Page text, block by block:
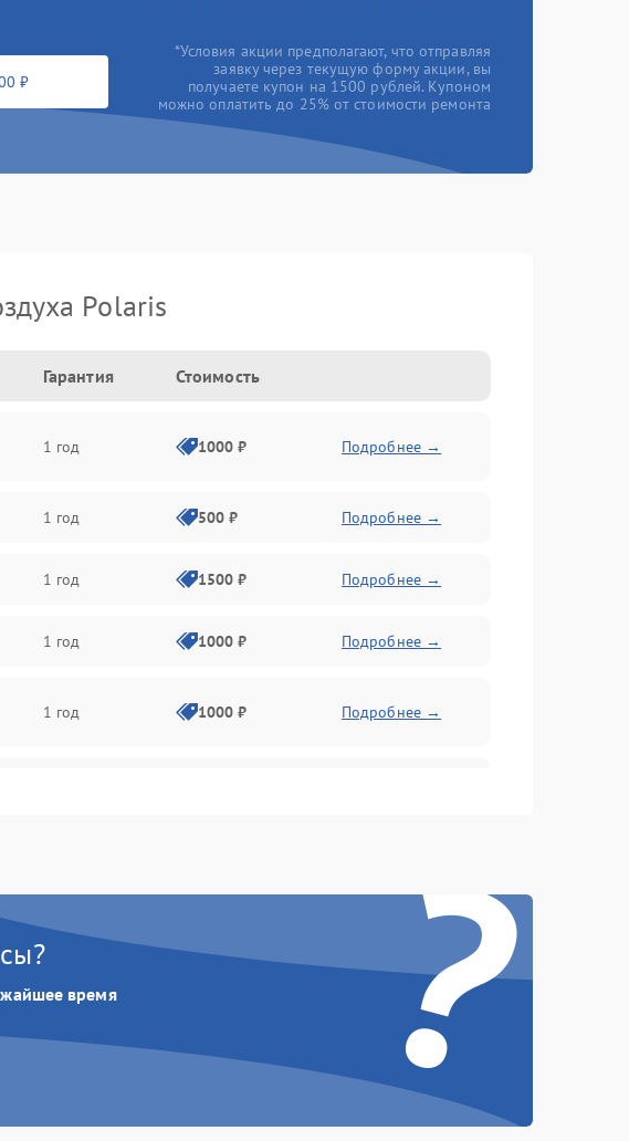
₽
*Условия акции предполагают, что отправляя
заявку через текущую форму акции, вы
получаете купон на 1500 рублей. Купоном
можно оплатить до 25% от стоимости ремонта
Polaris
Гарантия Стоимость
1 год 1000 ₽ Подробнее →
1 год 500 ₽ Подробнее →
1 год 1500 ₽ Подробнее →
1 год 1000 ₽ Подробнее →
1 год 1000 ₽ Подробнее →
1 год 1000 ₽
Подробнее →
?
время